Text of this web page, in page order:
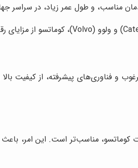
مناسب، و طول عمر زیاد، در سراسر
و فناوری‌های پیشرفته، از کیفیت
کوماتسو، مناسب‌تر است. این امر،